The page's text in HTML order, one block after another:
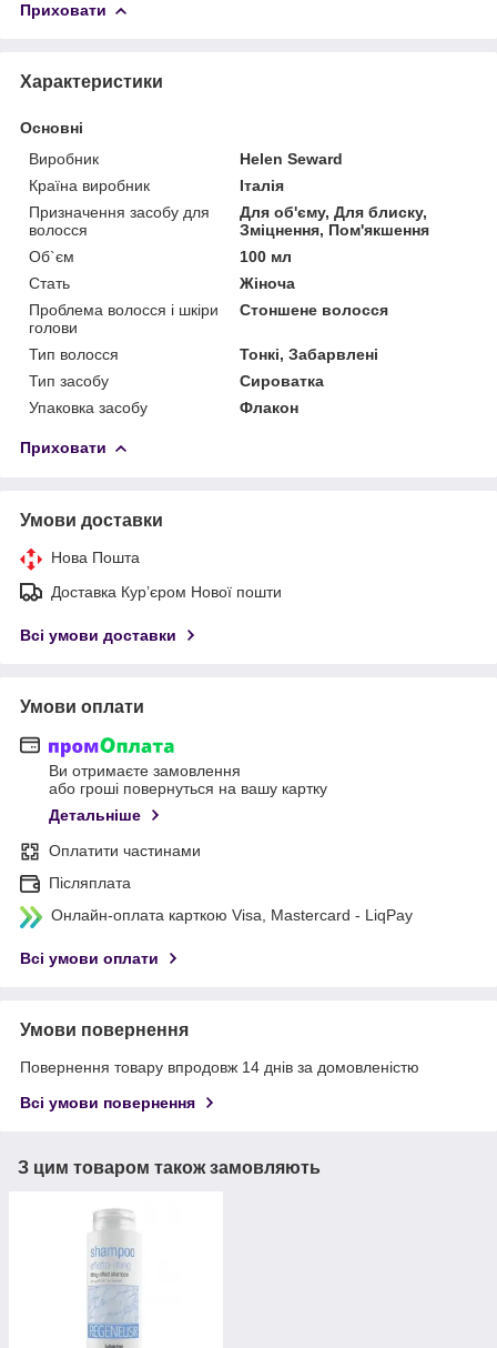
Приховати
Характеристики
Основні
Виробник
Helen Seward
Країна виробник
Італія
Призначення засобу для
волосся
Для об'єму, Для блиску,
Зміцнення, Пом'якшення
Об`єм
100 мл
Стать
Жіноча
Проблема волосся і шкіри
голови
Стоншене волосся
Тип волосся
Тонкі, Забарвлені
Тип засобу
Сироватка
Упаковка засобу
Флакон
Приховати
Умови доставки
Нова Пошта
Доставка Курʼєром Нової пошти
Всі умови доставки
Умови оплати
Ви отримаєте замовлення
або гроші повернуться на вашу картку
Детальніше
Оплатити частинами
Післяплата
Онлайн-оплата карткою Visa, Mastercard - LiqPay
Всі умови оплати
Умови повернення
Повернення товару впродовж 14 днів за домовленістю
Всі умови повернення
З цим товаром також замовляють